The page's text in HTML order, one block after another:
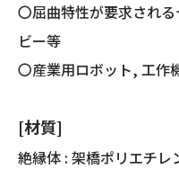
〇屈曲特性が要求され
ビー等
〇産業用ロボット, 工作
[材質]
絶縁体 : 架橋ポリエチレ